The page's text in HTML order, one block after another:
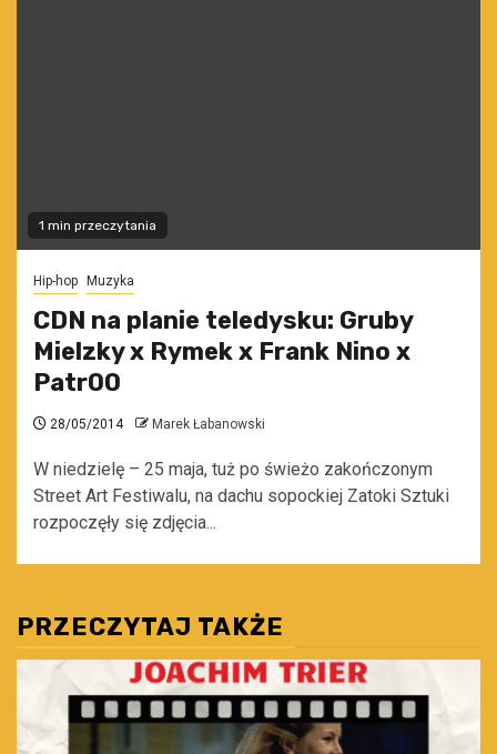
1 min przeczytania
Hip-hop Muzyka
CDN na planie teledysku: Gruby
Mielzky x Rymek x Frank Nino x
Patr00
28/05/2014 Marek Łabanowski
W niedzielę – 25 maja, tuż po świeżo zakończonym
Street Art Festiwalu, na dachu sopockiej Zatoki Sztuki
rozpoczęły się zdjęcia...
PRZECZYTAJ TAKŻE